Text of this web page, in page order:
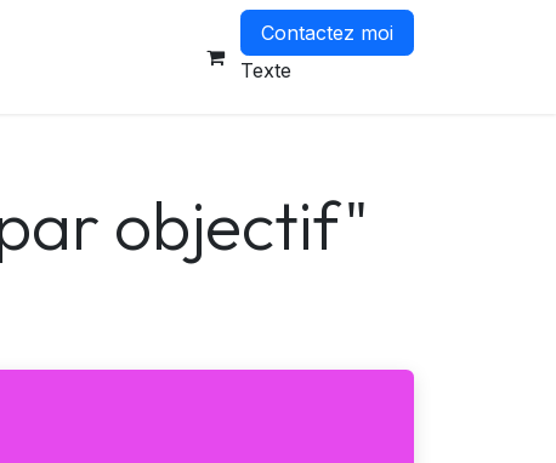
Contactez moi
Texte
objectif"